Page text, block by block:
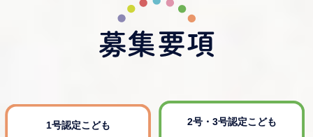
1号認定こども 2号・3号認定こども